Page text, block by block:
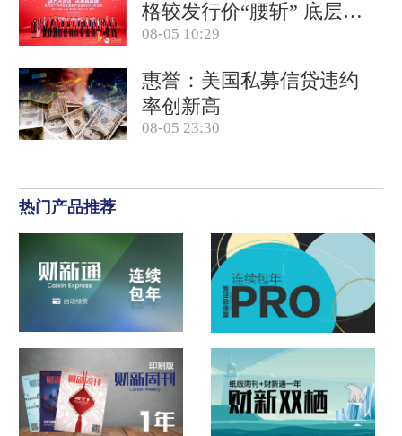
格较发行价“腰斩” 底层资
产出租率降至67%
08-05 10:29
惠誉：美国私募信贷违约
率创新高
08-05 23:30
热门产品推荐